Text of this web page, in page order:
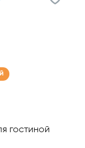
гостиной